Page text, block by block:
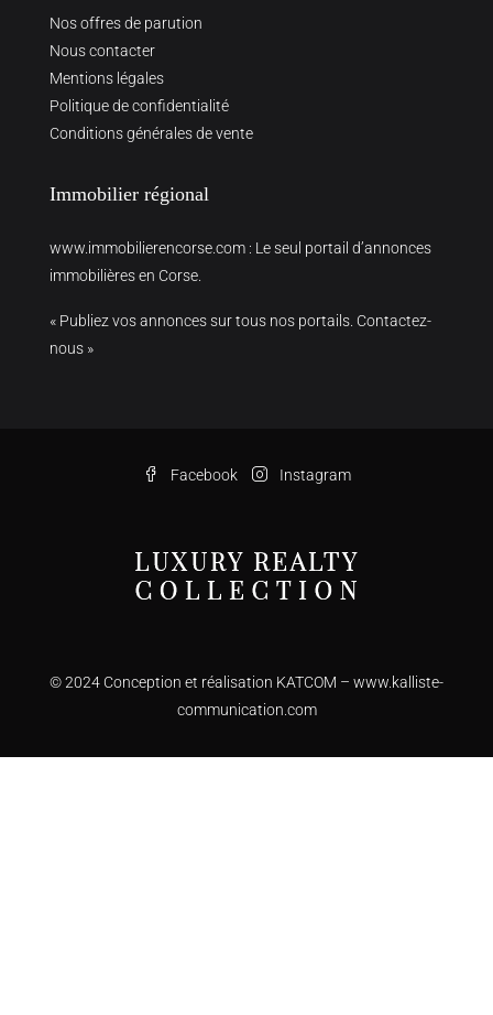
Nos offres de parution
Nous contacter
Mentions légales
Politique de confidentialité
Conditions générales de vente
Immobilier régional
www.immobilierencorse.com : Le seul portail d’annonces
immobilières en Corse.
« Publiez vos annonces sur tous nos portails. Contactez-
nous »
Facebook Instagram
© 2024 Conception et réalisation KATCOM – www.kalliste-
communication.com